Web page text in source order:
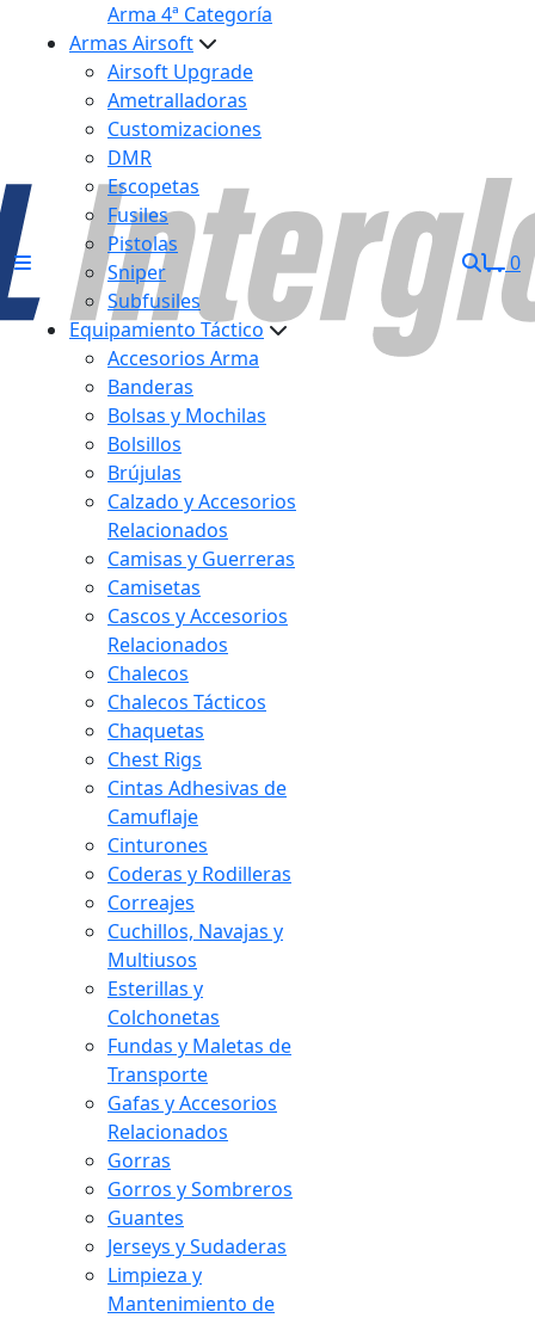
Arma 4ª Categoría
Armas Airsoft
Airsoft Upgrade
Ametralladoras
Customizaciones
DMR
Escopetas
Fusiles
Pistolas
Sniper
Subfusiles
Equipamiento Táctico
Accesorios Arma
Banderas
Bolsas y Mochilas
Bolsillos
Brújulas
Calzado y Accesorios
Relacionados
Camisas y Guerreras
Camisetas
Cascos y Accesorios
Relacionados
Chalecos
Chalecos Tácticos
Chaquetas
Chest Rigs
Cintas Adhesivas de
Camuflaje
Cinturones
Coderas y Rodilleras
Correajes
Cuchillos, Navajas y
Multiusos
Esterillas y
Colchonetas
Fundas y Maletas de
Transporte
Gafas y Accesorios
Relacionados
Gorras
Gorros y Sombreros
Guantes
Jerseys y Sudaderas
Limpieza y
Mantenimiento de
0